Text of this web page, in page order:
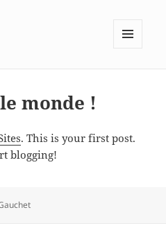
monde !
. This is your first post.
blogging!